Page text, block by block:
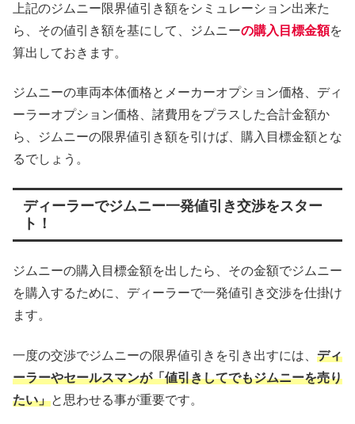
上記のジムニー限界値引き額をシミュレーション出来た
ら、その値引き額を基にして、ジムニーの購入目標金額を
算出しておきます。
ジムニーの車両本体価格とメーカーオプション価格、ディ
ーラーオプション価格、諸費用をプラスした合計金額か
ら、ジムニーの限界値引き額を引けば、購入目標金額とな
るでしょう。
ディーラーでジムニー一発値引き交渉をスター
ト！
ジムニーの購入目標金額を出したら、その金額でジムニー
を購入するために、ディーラーで一発値引き交渉を仕掛け
ます。
一度の交渉でジムニーの限界値引きを引き出すには、 ディ
ーラーやセールスマンが「値引きしてでもジムニーを売り
たい」と思わせる事が重要です。